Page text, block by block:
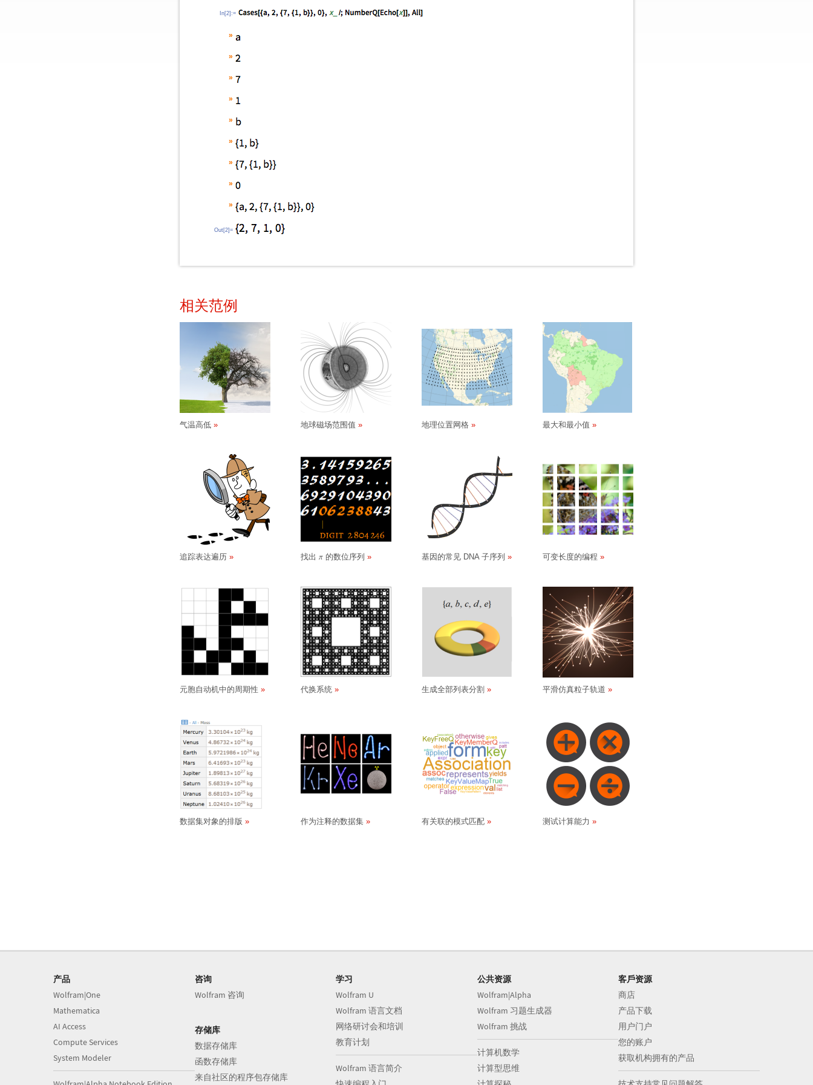
In[2]:=
»
»
»
»
»
»
»
»
»
Out[2]=
相关范例
气温高低 地球磁场范围值 地理位置网格 最大和最小值
追踪表达遍历 找出 π 的数位序列 基因的常见 DNA 子序列 可变长度的编程
元胞自动机中的周期性 代换系统 生成全部列表分割 平滑仿真粒子轨道
数据集对象的排版 作为注释的数据集 有关联的模式匹配 测试计算能力
产品
Wolfram|One
Mathematica
AI Access
Compute Services
System Modeler
咨询
Wolfram 咨询
存储库
数据存储库
函数存储库
来自社区的程序包存储库
学习
Wolfram U
Wolfram 语言文档
网络研讨会和培训
教育计划
Wolfram 语言简介
公共资源
Wolfram|Alpha
Wolfram 习题生成器
Wolfram 挑战
计算机数学
计算型思维
客戶资源
商店
产品下载
用户门户
您的账户
获取机构拥有的产品